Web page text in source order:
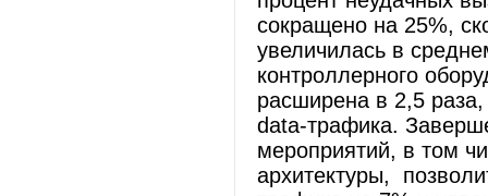
сокращено на 25%,
увеличилась в
контроллерного
расширена в 2,5 раза,
data-трафика.
мероприятий, в том
архитектуры,